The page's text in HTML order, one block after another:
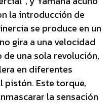
la introducción de
se produce en un
gira a una velocidad
una sola revolución,
en diferentes
pistón. Este torque,
la sensación